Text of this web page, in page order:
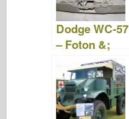
Dodge WC-57
– Foton &;
Video